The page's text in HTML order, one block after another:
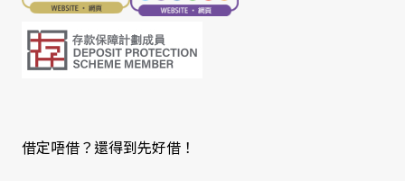
借定唔借？還得到先好借！